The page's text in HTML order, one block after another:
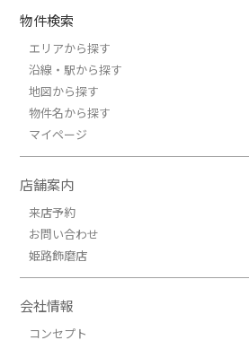
物件検索
エリアから探す
沿線・駅から探す
地図から探す
物件名から探す
マイページ
店舗案内
来店予約
お問い合わせ
姫路飾磨店
会社情報
コンセプト